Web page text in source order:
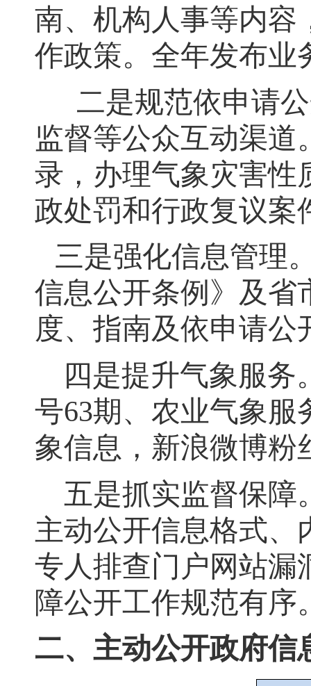
南、机构人事等内容
作政策。 全年发布业
二是规范依申请
监督等公众互动渠
录 ， 办理气象灾害性
政处罚和行政复议案
三是强化信息管理
信息公开条例》及省
度、指南及依申请公
四是提升气象服务
号63期、农业气象服
象信息 ， 新浪微博粉
五是抓实监督保障
主动公开信息格式、
专人排查门户网站漏
障公开工作规范有序
二、主动公开政府信